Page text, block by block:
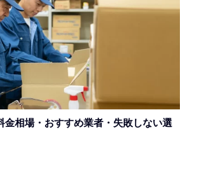
金相場・おすすめ業者・失敗しない選